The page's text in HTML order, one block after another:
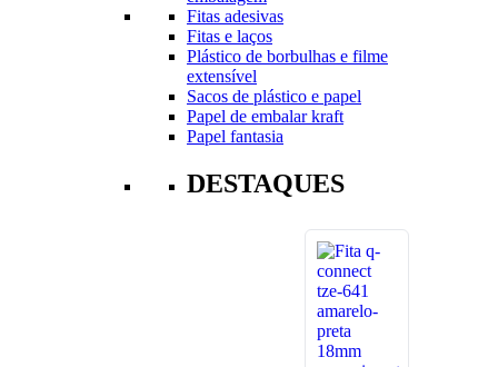
Fitas adesivas
Fitas e laços
Plástico de borbulhas e filme
extensível
Sacos de plástico e papel
Papel de embalar kraft
Papel fantasia
DESTAQUES